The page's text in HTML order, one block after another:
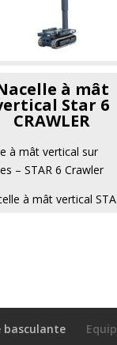
à mât
Star 6
CRAWLER
à mât vertical sur
– STAR 6 Crawler
à mât vertical
basculante